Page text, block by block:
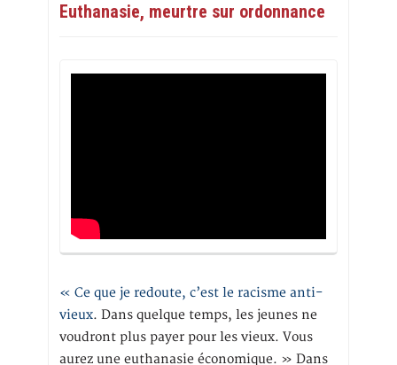
Euthanasie, meurtre sur ordonnance
« Ce que je redoute, c’est le racisme anti-
vieux. Dans quelque temps, les jeunes ne
voudront plus payer pour les vieux. Vous
aurez une euthanasie économique. » Dans